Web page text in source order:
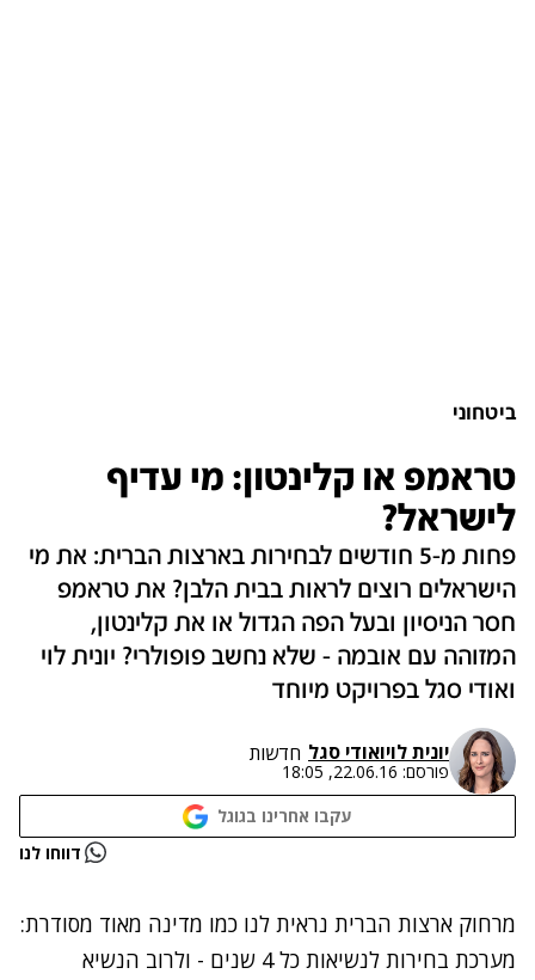
ביטחוני
טראמפ או קלינטון: מי עדיף
לישראל?
פחות מ-5 חודשים לבחירות בארצות הברית: את מי
הישראלים רוצים לראות בבית הלבן? את טראמפ
חסר הניסיון ובעל הפה הגדול או את קלינטון,
המזוהה עם אובמה - שלא נחשב פופולרי? יונית לוי
ואודי סגל בפרויקט מיוחד
יונית לויואודי סגל חדשות
פורסם: 22.06.16, 18:05
עקבו אחרינו בגוגל
נתקלנו בבעיה דווחו לנו
מרחוק ארצות הברית נראית לנו כמו מדינה מאוד מסודרת:
מערכת בחירות לנשיאות כל 4 שנים - ולרוב הנשיא